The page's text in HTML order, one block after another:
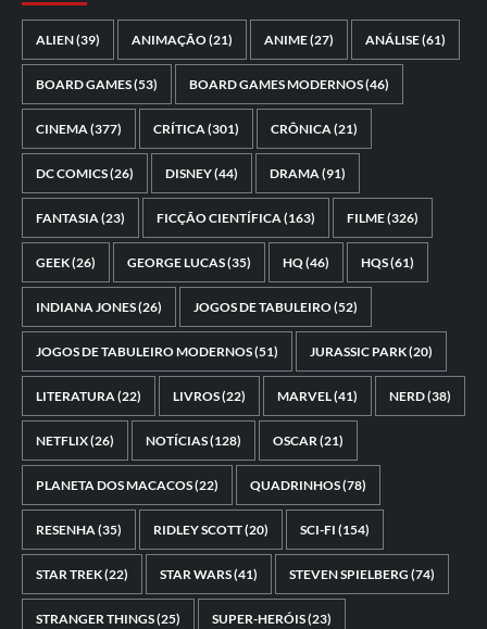
ALIEN(39) ANIMAÇÃO(21) ANIME(27) ANÁLISE(61)
BOARD GAMES(53) BOARD GAMES MODERNOS(46)
CINEMA(377) CRÍTICA(301) CRÔNICA(21)
DC COMICS(26) DISNEY(44) DRAMA(91)
FANTASIA(23) FICÇÃO CIENTÍFICA(163) FILME(326)
GEEK(26) GEORGE LUCAS(35) HQ(46) HQS(61)
INDIANA JONES(26) JOGOS DE TABULEIRO(52)
JOGOS DE TABULEIRO MODERNOS(51) JURASSIC PARK(20)
LITERATURA(22) LIVROS(22) MARVEL(41) NERD(38)
NETFLIX(26) NOTÍCIAS(128) OSCAR(21)
PLANETA DOS MACACOS(22) QUADRINHOS(78)
RESENHA(35) RIDLEY SCOTT(20) SCI-FI (154)
STAR TREK(22) STAR WARS(41) STEVEN SPIELBERG (74)
STRANGER THINGS(25) SUPER-HERÓIS(23)